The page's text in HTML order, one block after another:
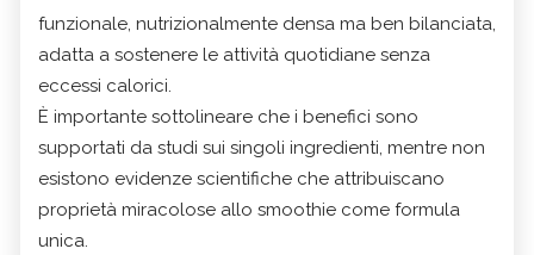
funzionale, nutrizionalmente densa ma ben bilanciata,
adatta a sostenere le attività quotidiane senza
eccessi calorici.
È importante sottolineare che i benefici sono
supportati da studi sui singoli ingredienti, mentre non
esistono evidenze scientifiche che attribuiscano
proprietà miracolose allo smoothie come formula
unica.